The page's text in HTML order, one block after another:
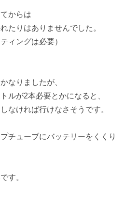
からは
たりはありませんでした。
ィングは必要）
なりましたが、
ルが2本必要とかになると、
なければ行けなさそうです。
チューブにバッテリーをくくり
す。